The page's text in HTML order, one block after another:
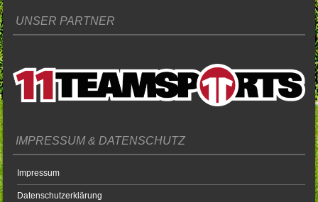
UNSER PARTNER
IMPRESSUM & DATENSCHUTZ
Impressum
Datenschutzerklärung